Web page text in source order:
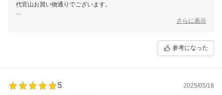
代官山お買い物通りでございます。
さらに表示
参考になった
5
2025/05/18